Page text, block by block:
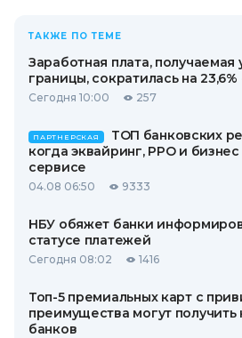
ТАКЖЕ ПО ТЕМЕ
Заработная плата, получаемая
границы, сократилась на
Сегодня 10:00 257
ПАРТНЕРСКАЯ
ТОП банковских
когда эквайринг, РРО и
сервисе
04.08 06:50 9333
НБУ обяжет банки
статусе платежей
Сегодня 08:02 1416
Топ-5 премиальных карт с
преимущества могут получить
банков